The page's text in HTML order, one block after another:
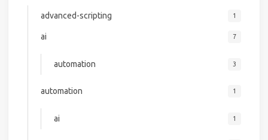
advanced-scripting 1
ai 7
automation 3
automation 1
ai 1